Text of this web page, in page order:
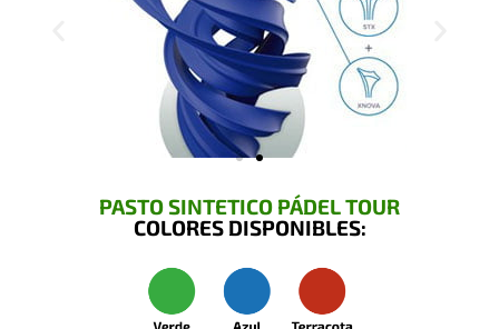
PASTO SINTETICO PÁDEL TOUR
COLORES DISPONIBLES: